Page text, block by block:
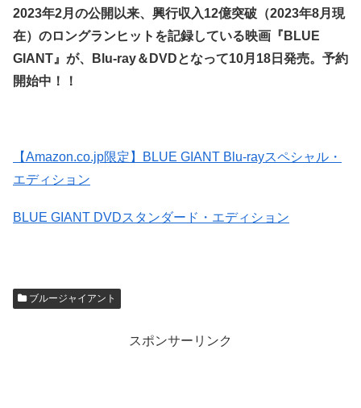
2023年2月の公開以来、興行収入12億突破（2023年8月現
在）のロングランヒットを記録している映画『BLUE
GIANT』が、Blu-ray＆DVDとなって10月18日発売。予約
開始中！！
【Amazon.co.jp限定】BLUE GIANT Blu-rayスペシャル・
エディション
BLUE GIANT DVDスタンダード・エディション
ブルージャイアント
スポンサーリンク